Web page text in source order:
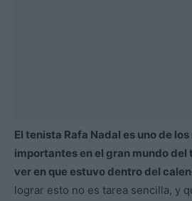
El tenista Rafa Nadal es uno de
importantes en el gran mundo del
ver en que estuvo dentro del
lograr esto no es tarea sencilla, y